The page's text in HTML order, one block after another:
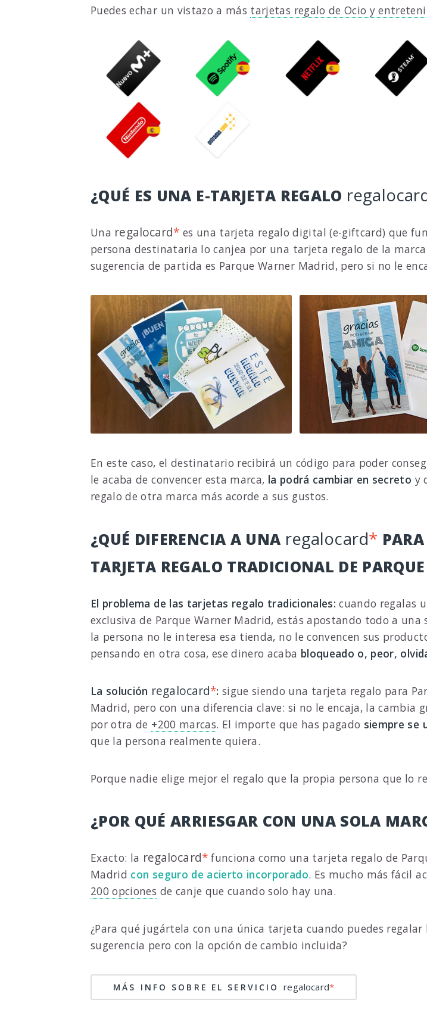
Puedes echar un vistazo a más tarjetas regalo de Ocio y
¿QUÉ ES UNA E-TARJETA REGALO
Una regalocard* es una tarjeta regalo digital (e-giftcard) que
persona destinataria lo canjea por una tarjeta regalo de la
sugerencia de partida es Parque Warner Madrid, pero si no le
En este caso, el destinatario recibirá un código para poder
le acaba de convencer esta marca, la podrá cambiar en secreto y
regalo de otra marca más acorde a sus gustos.
¿QUÉ DIFERENCIA A UNA regalocard*
TARJETA REGALO TRADICIONAL DE
El problema de las tarjetas regalo tradicionales: cuando regalas
exclusiva de Parque Warner Madrid, estás apostando todo a una
la persona no le interesa esa tienda, no le convencen sus
pensando en otra cosa, ese dinero acaba bloqueado o, peor,
La solución regalocard*: sigue siendo una tarjeta regalo para
Madrid, pero con una diferencia clave: si no le encaja, la cambia
por otra de +200 marcas. El importe que has pagado siempre se
que la persona realmente quiera.
Porque nadie elige mejor el regalo que la propia persona que lo
¿POR QUÉ ARRIESGAR CON UNA SOLA
Exacto: la regalocard*funciona como una tarjeta regalo de
Madrid con seguro de acierto incorporado. Es mucho más fácil
200 opciones de canje que cuando solo hay una.
¿Para qué jugártela con una única tarjeta cuando puedes regalar
sugerencia pero con la opción de cambio incluida?
MÁS INFO SOBRE EL SERVICIO regalocard*